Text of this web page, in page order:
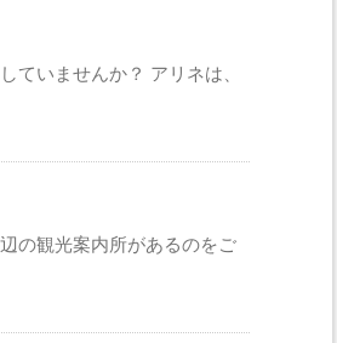
ていませんか？ アリネは、
の観光案内所があるのをご